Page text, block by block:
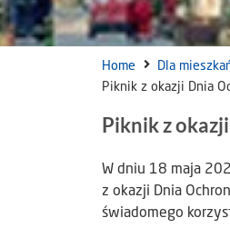
Home Dla
Piknik z okazji Dnia
Piknik z
W dniu 18 maja
z okazji Dnia
świadomego